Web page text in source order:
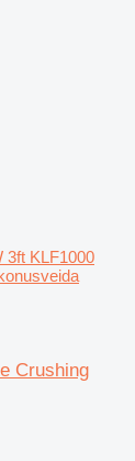
3ft KLF1000
Crushing